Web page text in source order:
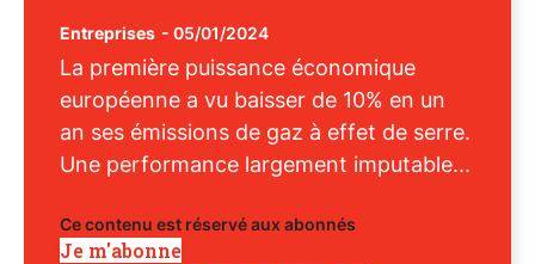
Entreprises - 05/01/2024
La première puissance économique
européenne a vu baisser de 10% en un
an ses émissions de gaz à effet de serre.
Une performance largement imputable...
Ce contenu est réservé aux abonnés
Je m'abonne